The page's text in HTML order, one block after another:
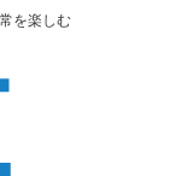
を楽しむ